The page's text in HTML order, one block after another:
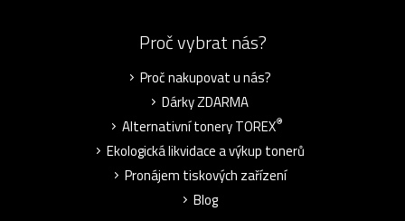
Proč vybrat nás?
Proč nakupovat u nás?
Dárky ZDARMA
Alternativní tonery TOREX®
Ekologická likvidace a výkup tonerů
Pronájem tiskových zařízení
Blog